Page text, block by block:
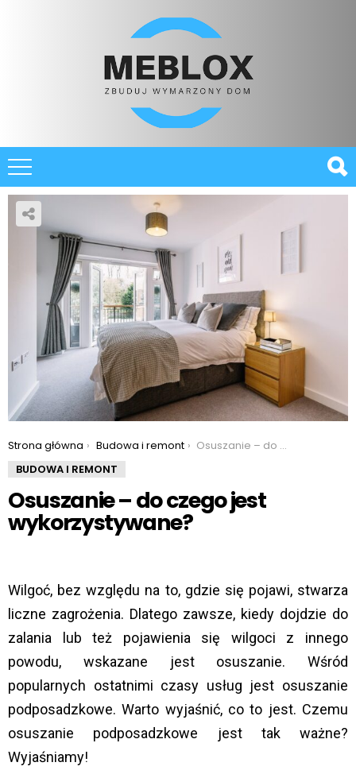
You are here:
Strona główna Budowa i remont
Osuszanie – do czego jest wykorzystywane?
BUDOWA I REMONT
Osuszanie – do czego jest
wykorzystywane?
Wilgoć, bez względu na to, gdzie się pojawi, stwarza
liczne zagrożenia. Dlatego zawsze, kiedy dojdzie do
zalania lub też pojawienia się wilgoci z innego
powodu, wskazane jest osuszanie. Wśród
popularnych ostatnimi czasy usług jest osuszanie
podposadzkowe. Warto wyjaśnić, co to jest. Czemu
osuszanie podposadzkowe jest tak ważne?
Wyjaśniamy!